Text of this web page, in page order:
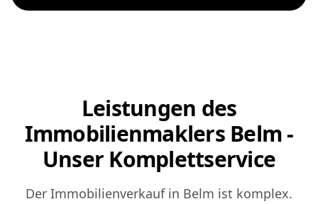
Leistungen des
Immobilienmaklers Belm -
Unser Komplettservice
Der Immobilienverkauf in Belm ist komplex.